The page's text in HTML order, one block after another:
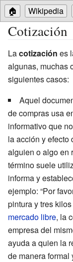
🏠 Wikipedia
Cotización
Lacotización es
algunas, muchas
siguientes casos:
Aquel
de compras usa
informativo que
la acción y efecto
alguien o algo en
término suele
informa y
ejemplo: “Por
pintura y tres
mercado libre, la
empresa del
ayuda a quien la
de manera